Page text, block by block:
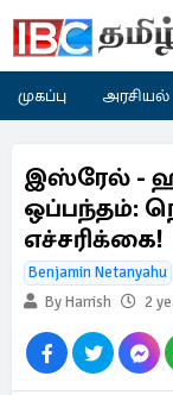
முகப்பு அரசியல்
இஸ்ரேல் -
ஒப்பந்தம்:
எச்சரிக்கை!
Benjamin Netanyahu
By Harrish
2